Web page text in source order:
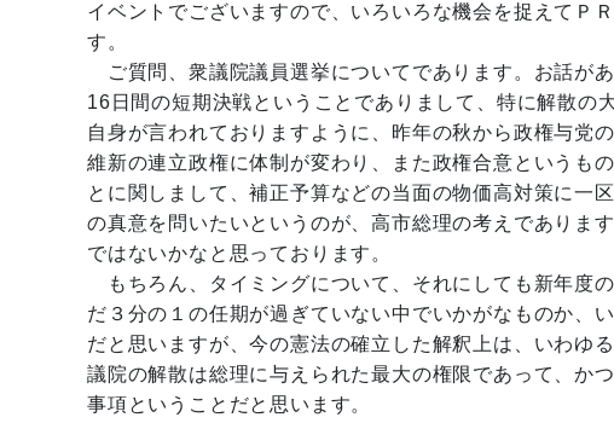
イベントでございますので、いろいろな機会を捉えてＰ
す。
ご質問、衆議院議員選挙についてであります。お話が
16日間の短期決戦ということでありまして、特に解散の
自身が言われておりますように、昨年の秋から政権与党
維新の連立政権に体制が変わり、また政権合意というも
とに関しまして、補正予算などの当面の物価高対策に一
の真意を問いたいというのが、高市総理の考えでありま
ではないかなと思っております。
もちろん、タイミングについて、それにしても新年度
だ３分の１の任期が過ぎていない中でいかがなものか、
だと思いますが、今の憲法の確立した解釈上は、いわゆ
議院の解散は総理に与えられた最大の権限であって、か
事項ということだと思います。